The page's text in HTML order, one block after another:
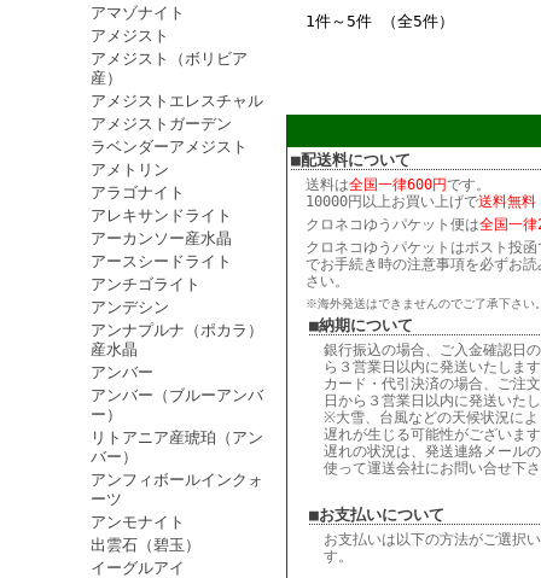
アマゾナイト
アメジスト
アメジスト（ボリビア
産）
アメジストエレスチャル
アメジストガーデン
ラベンダーアメジスト
アメトリン
アラゴナイト
アレキサンドライト
アーカンソー産水晶
アースシードライト
アンチゴライト
アンデシン
アンナプルナ（ポカラ）
産水晶
アンバー
アンバー（ブルーアンバ
ー）
リトアニア産琥珀（アン
バー）
アンフィボールインクォ
ーツ
アンモナイト
出雲石（碧玉）
イーグルアイ
1件～5件 （全5件）
■配送料について
送料は全国一律600円です。
10000円以上お買い上げで送料無料
クロネコゆうパケット便は全国一律
クロネコゆうパケットはポスト投
でお手続き時の注意事項を必ずお
さい。
※海外発送はできませんのでご了承下さい
■納期について
銀行振込の場合、ご入金確認日
ら３営業日以内に発送いたしま
カード・代引決済の場合、ご注
日から３営業日以内に発送いた
※大雪、台風などの天候状況に
遅れが生じる可能性がございま
遅れの状況は、発送連絡メール
使って運送会社にお問い合せ下
■お支払いについて
お支払いは以下の方法がご選択
す。